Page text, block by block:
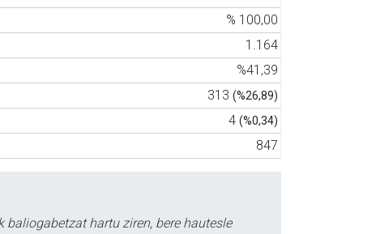
% 100,00
1.164
%41,39
313 (%26,89)
4 (%0,34)
847
hartu ziren, bere hautesle